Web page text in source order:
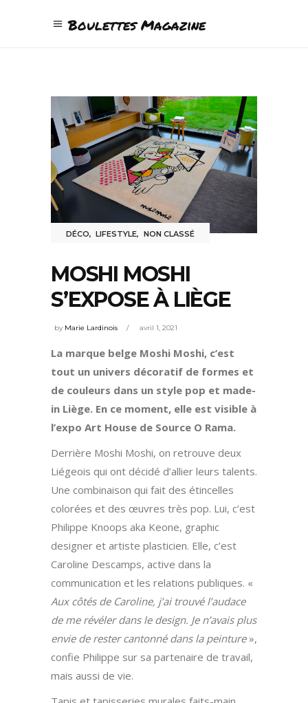
Boulettes Magazine
DÉCO,LIFESTYLE, NON CLASSÉ
MOSHI MOSHI
S’EXPOSE À LIÈGE
by Marie Lardinois avril 1, 2021
La marque belge Moshi Moshi, c’est
tout un univers décoratif de formes et
de couleurs dans un style pop et made-
in Liège. En ce moment, elle est visible à
l’expo Art House de Source O Rama.
Derrière Moshi Moshi, on retrouve deux
Liégeois qui ont décidé d’allier leurs talents.
Une combinaison qui fait des étincelles
colorées et des œuvres très pop. Lui, c’est
Philippe Knoops aka Keone, graphic
designer et artiste plasticien. Elle, c’est
Caroline Descamps, active dans la
communication et les relations publiques. «
Aux côtés de Caroline, j’ai trouvé l’audace
de me révéler dans le design. Je n’avais plus
envie de rester cantonné dans la peinture»,
confie Philippe sur sa partenaire de travail,
mais aussi de vie.